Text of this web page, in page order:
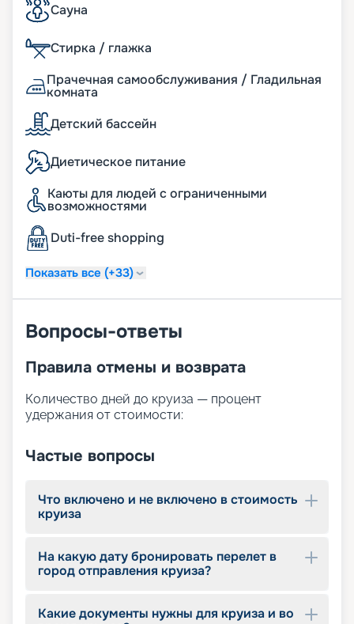
Сауна
Стирка / глажка
Прачечная самообслуживания / Гладильная
комната
Детский бассейн
Диетическое питание
Каюты для людей с ограниченными
возможностями
Duti-free shopping
Показать все (+33)
Вопросы-ответы
Правила отмены и возврата
Количество дней до круиза — процент
удержания от стоимости:
Частые вопросы
Что включено и не включено в стоимость
круиза
На какую дату бронировать перелет в
город отправления круиза?
Какие документы нужны для круиза и во